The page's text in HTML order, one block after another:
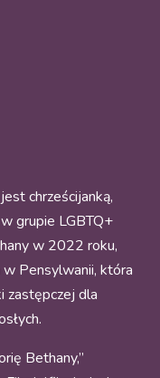
chrześcijanką,
grupie LGBTQ+
w 2022 roku,
w Pensylwanii, która
zastępczej dla
Bethany,”